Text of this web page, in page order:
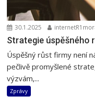
30.1.2025
Strategie úspěšného
Úspěšný růst firmy není
pečlivě promyšlené
výzvám,...
Zprávy